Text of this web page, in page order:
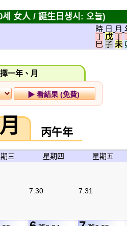
女人 / 誕生日생시: 오늘)
時 日 月
丁 戊 丁
巳 子 未
一年、月
丙午年
三 星期四 星期五
7.30 7.31